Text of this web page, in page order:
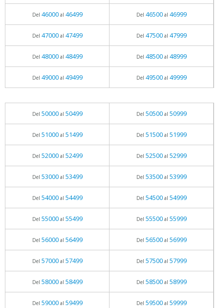
Del 46000al 46499 Del 46500al 46999
Del 47000al 47499 Del 47500al 47999
Del 48000al 48499 Del 48500al 48999
Del 49000al 49499 Del 49500al 49999
Del 50000al 50499 Del 50500al 50999
Del 51000al 51499 Del 51500al 51999
Del 52000al 52499 Del 52500al 52999
Del 53000al 53499 Del 53500al 53999
Del 54000al 54499 Del 54500al 54999
Del 55000al 55499 Del 55500al 55999
Del 56000al 56499 Del 56500al 56999
Del 57000al 57499 Del 57500al 57999
Del 58000al 58499 Del 58500al 58999
Del 59000al 59499 Del 59500al 59999